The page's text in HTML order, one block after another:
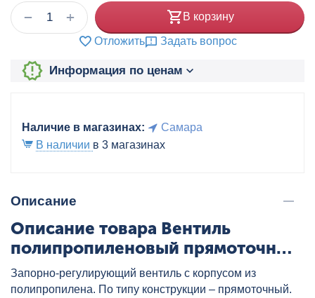
+
− В корзину
Отложить Задать вопрос
Информация по ценам
Наличие в магазинах:
Самара
В наличии в 3 магазинах
Описание
Описание товара Вентиль
полипропиленовый прямоточный
20 бел. VALTEC, артикул:
VTp.714.0.020
Запорно-регулирующий вентиль с корпусом из
полипропилена. По типу конструкции – прямоточный.